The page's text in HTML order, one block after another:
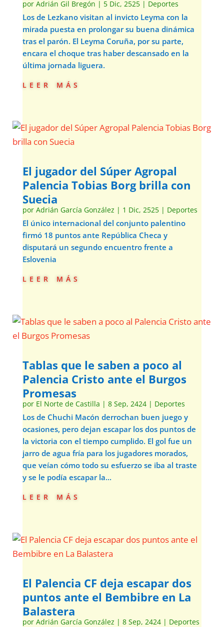
por Adrián Gil Bregón | 5 Dic, 2525| Deportes
Los de Lezkano visitan al invicto Leyma con la
mirada puesta en prolongar su buena dinámica
tras el parón. El Leyma Coruña, por su parte,
encara el choque tras haber descansado en la
última jornada liguera.
leer más
El jugador del Súper Agropal
Palencia Tobias Borg brilla con
Suecia
por Adrián García González | 1 Dic, 2525| Deportes
El único internacional del conjunto palentino
firmó 18 puntos ante República Checa y
disputará un segundo encuentro frente a
Eslovenia
leer más
Tablas que le saben a poco al
Palencia Cristo ante el Burgos
Promesas
por El Norte de Castilla | 8 Sep, 2424| Deportes
Los de Chuchi Macón derrochan buen juego y
ocasiones, pero dejan escapar los dos puntos de
la victoria con el tiempo cumplido. El gol fue un
jarro de agua fría para los jugadores morados,
que veían cómo todo su esfuerzo se iba al traste
y se le podía escapar la...
leer más
El Palencia CF deja escapar dos
puntos ante el Bembibre en La
Balastera
por Adrián García González | 8 Sep, 2424| Deportes